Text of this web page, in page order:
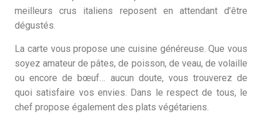
meilleurs crus italiens reposent en attendant d’être
dégustés.
La carte vous propose une cuisine généreuse. Que vous
soyez amateur de pâtes, de poisson, de veau, de volaille
ou encore de bœuf… aucun doute, vous trouverez de
quoi satisfaire vos envies. Dans le respect de tous, le
chef propose également des plats végétariens.